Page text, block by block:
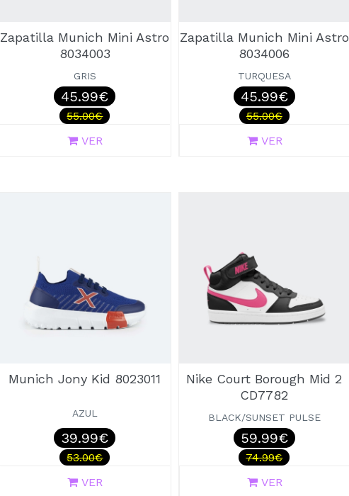
Zapatilla Munich Mini Astro
8034003
GRIS
45.99€
55.00€
VER
Zapatilla Munich Mini Astro
8034006
TURQUESA
45.99€
55.00€
VER
Munich Jony Kid 8023011
AZUL
39.99€
53.00€
VER
Nike Court Borough Mid 2
CD7782
BLACK/SUNSET PULSE
59.99€
74.99€
VER